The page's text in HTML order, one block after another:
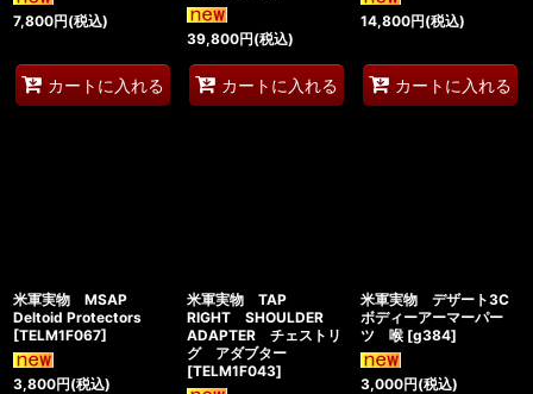
7,800円(税込)
カートに入れる
39,800円(税込)
カートに入れる
14,800円(税込)
カートに入れる
米軍実物 MSAP
Deltoid Protectors
[TELM1F067]
3,800円(税込)
米軍実物 TAP
RIGHT SHOULDER
ADAPTER チェストリ
グ アダブター
[TELM1F043]
米軍実物 デザート3C
ボディーアーマーパー
ツ 喉 [g384]
3,000円(税込)